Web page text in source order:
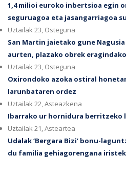
1,4 milioi euroko inbertsioa egin
seguruagoa eta jasangarriagoa
Uztailak 23, Osteguna
San Martin jaietako gune
aurten, plazako obrek
Uztailak 23, Osteguna
Oxirondoko azoka ostiral
larunbataren ordez
Uztailak 22, Asteazkena
Ibarrako ur hornidura berritzeko
Uztailak 21, Asteartea
Udalak ‘Bergara Bizi’ bonu-
du familia gehiagorengana